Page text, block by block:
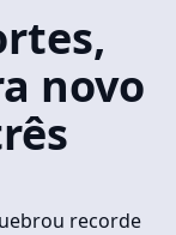
novo
recorde